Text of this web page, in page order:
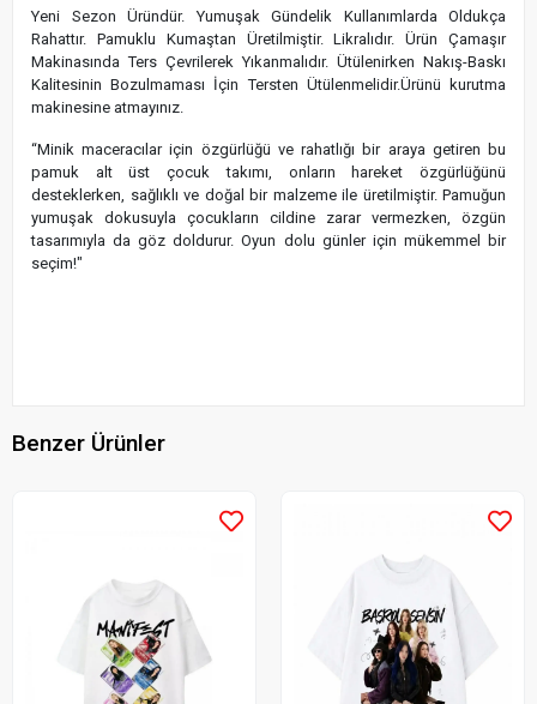
Yeni Sezon Üründür. Yumuşak Gündelik Kullanımlarda Oldukça
Rahattır. Pamuklu Kumaştan Üretilmiştir. Likralıdır. Ürün Çamaşır
Makinasında Ters Çevrilerek Yıkanmalıdır. Ütülenirken Nakış-Baskı
Kalitesinin Bozulmaması İçin Tersten Ütülenmelidir.Ürünü kurutma
makinesine atmayınız.
“Minik maceracılar için özgürlüğü ve rahatlığı bir araya getiren bu
pamuk alt üst çocuk takımı, onların hareket özgürlüğünü
desteklerken, sağlıklı ve doğal bir malzeme ile üretilmiştir. Pamuğun
yumuşak dokusuyla çocukların cildine zarar vermezken, özgün
tasarımıyla da göz doldurur. Oyun dolu günler için mükemmel bir
seçim!"
Benzer Ürünler